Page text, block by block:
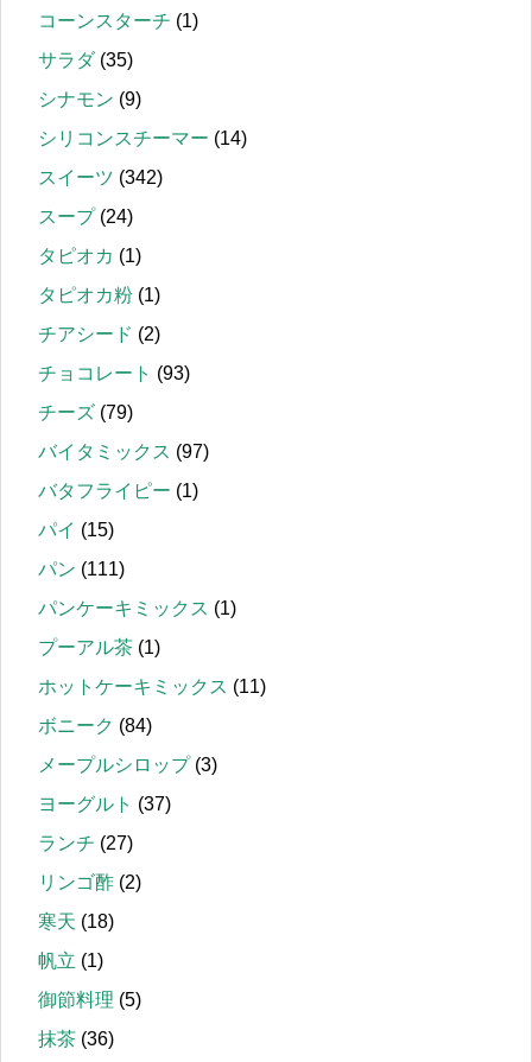
コーンスターチ (1)
サラダ(35)
シナモン (9)
シリコンスチーマー (14)
スイーツ (342)
スープ(24)
タピオカ (1)
タピオカ粉 (1)
チアシード (2)
チョコレート (93)
チーズ (79)
バイタミックス (97)
バタフライピー (1)
パイ (15)
パン (111)
パンケーキミックス (1)
プーアル茶 (1)
ホットケーキミックス (11)
ボニーク (84)
メープルシロップ(3)
ヨーグルト (37)
ランチ (27)
リンゴ酢 (2)
寒天 (18)
帆立 (1)
御節料理 (5)
抹茶 (36)